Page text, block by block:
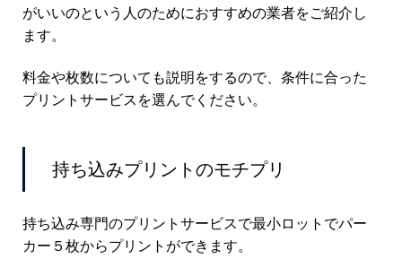
がいいのという人のためにおすすめの業者をご紹介し
ます。
料金や枚数についても説明をするので、条件に合った
プリントサービスを選んでください。
持ち込みプリントのモチプリ
持ち込み専門のプリントサービスで最小ロットでパー
カー５枚からプリントができます。